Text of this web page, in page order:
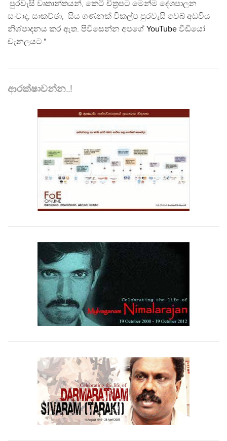
පුරවැසි වෘතාන්තයන්, කෙටි චිත්‍රපට මෙන්ම දේශපාලන
සංවාද, සාකච්ඡා, සිය ගණනක් විකල්ප පුරවැසි වෙබ් අඩවිය
නිශ්පාදනය කර ඇත. පිවිසෙන්න අපගේ YouTube වීඩියෝ
චැනලයට."
ආරක්ෂාවන්න..!